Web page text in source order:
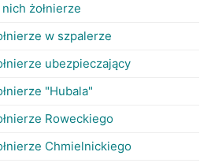
żołnierze
w szpalerze
ubezpieczający
"Hubala"
Roweckiego
Chmielnickiego